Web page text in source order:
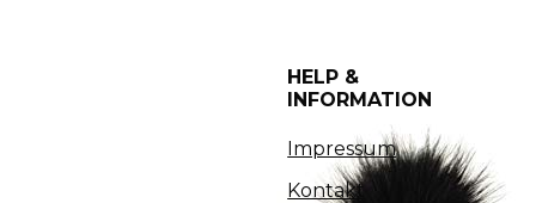
HELP &
INFORMATION
Impressum
Kontakt